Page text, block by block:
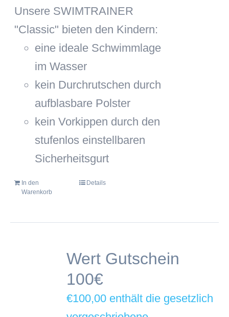
Unsere SWIMTRAINER
"Classic" bieten den Kindern:
eine ideale Schwimmlage
im Wasser
kein Durchrutschen durch
aufblasbare Polster
kein Vorkippen durch den
stufenlos einstellbaren
Sicherheitsgurt
In den
Warenkorb
Details
Wert Gutschein
100€
€100,00